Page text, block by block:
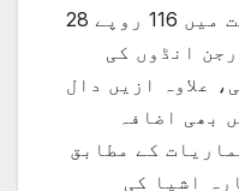
کلو آٹے کے تھیلے کے قیمت میں 116 روپے 28
انڈوں کی
پیسے بڑھی، علاوہ ازیں دال
بھی اضافہ
کے مطابق
اشیا کی